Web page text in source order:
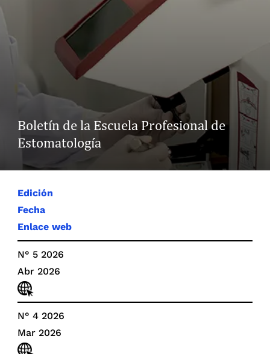
Boletín de la Escuela Profesional de
Estomatología
Edición
Fecha
Enlace web
N° 5 2026
Abr 2026
N° 4 2026
Mar 2026